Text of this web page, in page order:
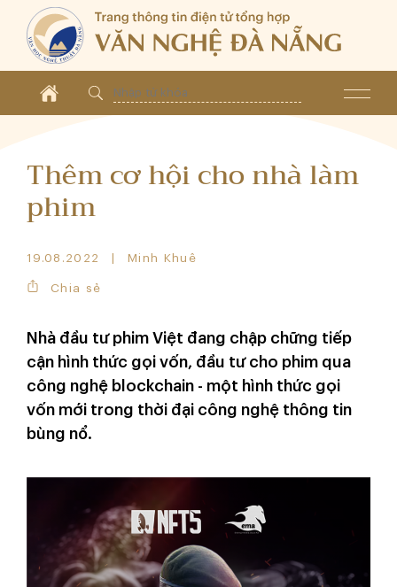
Thêm cơ hội cho nhà làm
phim
19.08.2022 Minh Khuê
Chia sẻ
Nhà đầu tư phim Việt đang chập chững tiếp
cận hình thức gọi vốn, đầu tư cho phim qua
công nghệ blockchain - một hình thức gọi
vốn mới trong thời đại công nghệ thông tin
bùng nổ.